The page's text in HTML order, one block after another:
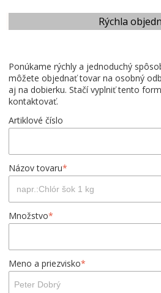
Rýchla
Ponúkame rýchly a jednoduchý
môžete objednať tovar na osobný
aj na dobierku. Stačí vyplniť tento
kontaktovať.
Artiklové číslo
Názov tovaru*
Množstvo*
Meno a priezvisko*